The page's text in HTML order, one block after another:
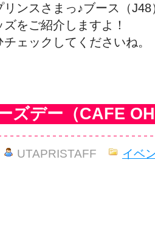
ンスさまっ♪ブース（J48
をご紹介しますよ！
ェックしてくださいね。
ズデー（CAFE
UTAPRISTAFF
イベ